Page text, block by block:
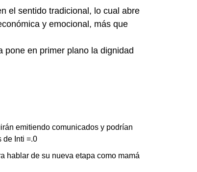
el sentido tradicional, lo cual abre
y emocional, más que
pone en primer plano la dignidad
emitiendo comunicados y podrían
de Inti =.0
hablar de su nueva etapa como mamá